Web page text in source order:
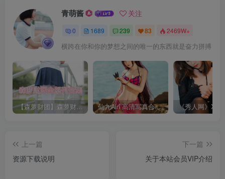
青萌酱 关注
0 1689 239 83 2469W+
横跨在你和你的梦想之间的唯一的东西就是奋力拼搏
【森萝财团】森萝财团系列福利原版无水印合集下载[与本站内容同步更新] 仙九Airi 高清写真合集[持续更新]
上一篇
资源下载说明
下一篇
关于本站会员VIP介绍